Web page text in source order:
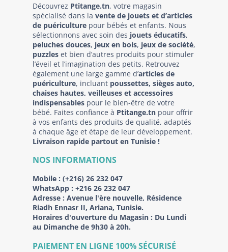
Découvrez Ptitange.tn, votre magasin
spécialisé dans la vente de jouets et d’articles
de puériculture pour bébés et enfants. Nous
sélectionnons avec soin des jouets éducatifs,
peluches douces, jeux en bois, jeux de société,
puzzles et bien d’autres produits pour stimuler
l’éveil et l’imagination des petits. Retrouvez
également une large gamme d’articles de
puériculture, incluant poussettes, sièges auto,
chaises hautes, veilleuses et accessoires
indispensables pour le bien-être de votre
bébé. Faites confiance à Ptitange.tn pour offrir
à vos enfants des produits de qualité, adaptés
à chaque âge et étape de leur développement.
Livraison rapide partout en Tunisie !
NOS INFORMATIONS
Mobile : (+216) 26 232 047
WhatsApp : +216 26 232 047
Adresse : Avenue l'ère nouvelle, Résidence
Riadh Ennasr II, Ariana, Tunisie.
Horaires d'ouverture du Magasin : Du Lundi
au Dimanche de 9h30 à 20h.
PAIEMENT EN LIGNE 100% SÉCURISÉ